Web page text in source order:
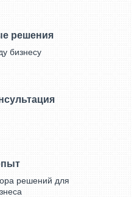
решения
бизнесу
решений для